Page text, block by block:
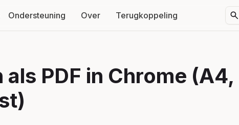
Ondersteuning Over Terugkoppeling
PDF in Chrome (A4,